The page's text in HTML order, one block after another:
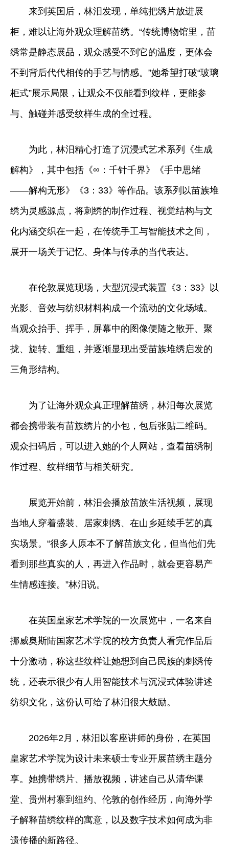
来到英国后，林汨发现，单纯把绣片放进展
柜，难以让海外观众理解苗绣。“传统博物馆里，苗
绣常是静态展品，观众感受不到它的温度，更体会
不到背后代代相传的手艺与情感。”她希望打破“玻璃
柜式”展示局限，让观众不仅能看到纹样，更能参
与、触碰并感受纹样生成的全过程。
为此，林汨精心打造了沉浸式艺术系列《生成
解构》，其中包括《∞：千针千界》《手中思绪
——解构无形》《3：33》等作品。该系列以苗族堆
绣为灵感源点，将刺绣的制作过程、视觉结构与文
化内涵交织在一起，在传统手工与智能技术之间，
展开一场关于记忆、身体与传承的当代表达。
在伦敦展览现场，大型沉浸式装置《3：33》以
光影、音效与纺织材料构成一个流动的文化场域。
当观众抬手、挥手，屏幕中的图像便随之散开、聚
拢、旋转、重组，并逐渐显现出受苗族堆绣启发的
三角形结构。
为了让海外观众真正理解苗绣，林汨每次展览
都会携带装有苗族绣片的小包，包后张贴二维码。
观众扫码后，可以进入她的个人网站，查看苗绣制
作过程、纹样细节与相关研究。
展览开始前，林汨会播放苗族生活视频，展现
当地人穿着盛装、居家刺绣、在山乡延续手艺的真
实场景。“很多人原本不了解苗族文化，但当他们先
看到那些真实的人，再进入作品时，就会更容易产
生情感连接。”林汨说。
在英国皇家艺术学院的一次展览中，一名来自
挪威奥斯陆国家艺术学院的校方负责人看完作品后
十分激动，称这些纹样让她想到自己民族的刺绣传
统，还表示很少有人用智能技术与沉浸式体验讲述
纺织文化，这份认可给了林汨很大鼓励。
2026年2月，林汨以客座讲师的身份，在英国
皇家艺术学院为设计未来硕士专业开展苗绣主题分
享。她携带绣片、播放视频，讲述自己从清华课
堂、贵州村寨到纽约、伦敦的创作经历，向海外学
子解释苗绣纹样的寓意，以及数字技术如何成为非
遗传播的新路径。